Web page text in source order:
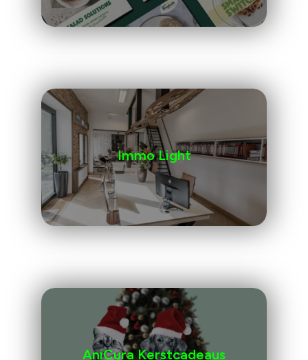
Immo Light
AniCura Kerstcadeaus